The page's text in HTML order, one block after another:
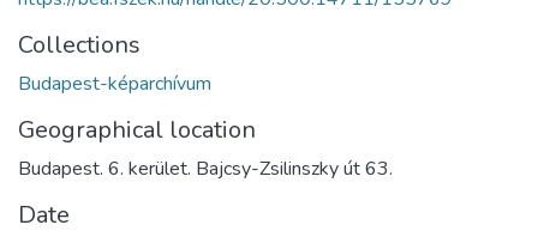
Collections
Budapest-képarchívum
Geographical location
Budapest. 6. kerület. Bajcsy-Zsilinszky út 63.
Date